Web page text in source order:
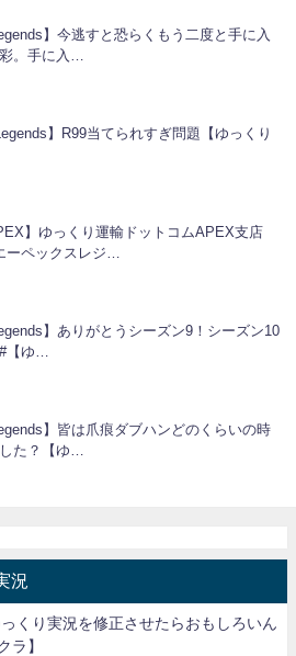
】今逃すと恐らくもう二度と手に入
。手に入…
】R99当てられすぎ問題【ゆっくり
】ゆっくり運輸ドットコムAPEX支店
ーペックスレジ…
】ありがとうシーズン9！シーズン10
【ゆ…
】皆は爪痕ダブハンどのくらいの時
た？【ゆ…
況
くり実況を修正させたらおもしろいん
ラ】